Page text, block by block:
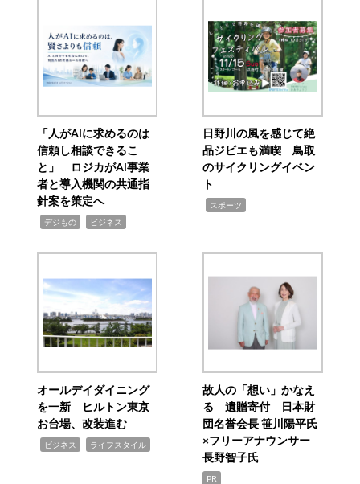
「人がAIに求めるのは
信頼し相談できるこ
と」 ロジカがAI事業
者と導入機関の共通指
針案を策定へ
デジもの ビジネス
日野川の風を感じて絶
品ジビエも満喫 鳥取
のサイクリングイベン
ト
スポーツ
オールデイダイニング
を一新 ヒルトン東京
お台場、改装進む
ビジネス ライフスタイル
故人の「想い」かなえ
る 遺贈寄付 日本財
団名誉会長 笹川陽平氏
×フリーアナウンサー
長野智子氏
PR